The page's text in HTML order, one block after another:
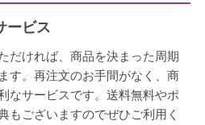
ービス
だければ、商品を決まった周期
す。再注文のお手間がなく、商
なサービスです。送料無料やポ
もございますのでぜひご利用く